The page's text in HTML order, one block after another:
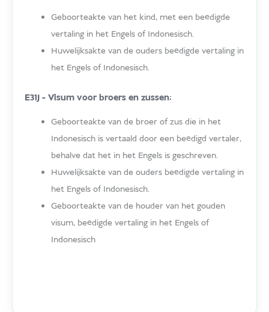
Geboorteakte van het kind, met een beëdigde
vertaling in het Engels of Indonesisch.
Huwelijksakte van de ouders beëdigde vertaling in
het Engels of Indonesisch.
E31J - Visum voor broers en zussen:
Geboorteakte van de broer of zus die in het
Indonesisch is vertaald door een beëdigd vertaler,
behalve dat het in het Engels is geschreven.
Huwelijksakte van de ouders beëdigde vertaling in
het Engels of Indonesisch.
Geboorteakte van de houder van het gouden
visum, beëdigde vertaling in het Engels of
Indonesisch